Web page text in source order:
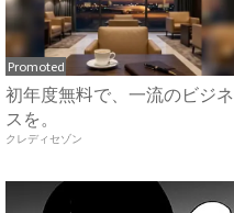
Promoted
初年度無料で、一流のビジネ
スを。
クレディセゾン